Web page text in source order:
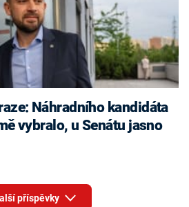
Náhradního kandidáta
vybralo, u Senátu jasno
příspěvky